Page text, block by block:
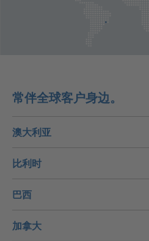
常伴全球客户身边。
澳大利亚
比利时
巴西
加拿大